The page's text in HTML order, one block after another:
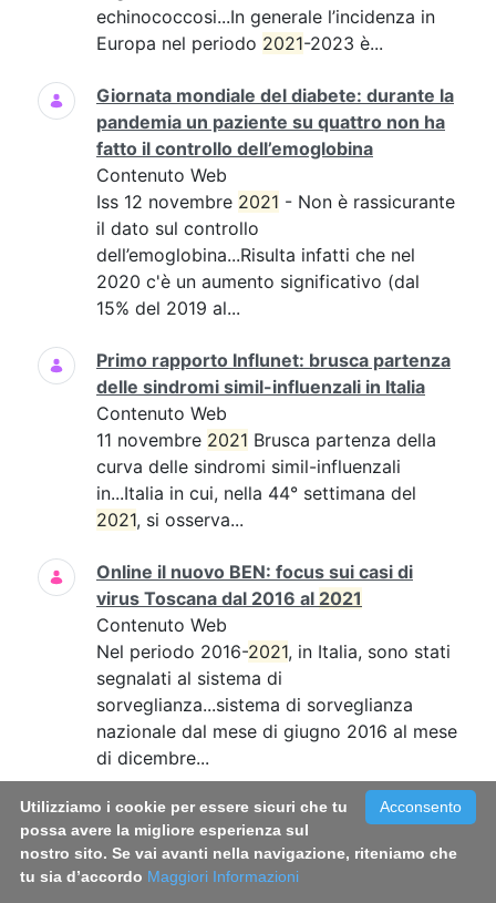
echinococcosi...In generale l’incidenza in
Europa nel periodo 2021-2023 è...
Giornata mondiale del diabete: durante la
pandemia un paziente su quattro non ha
fatto il controllo dell’emoglobina
Contenuto Web
Iss 12 novembre 2021 - Non è rassicurante
il dato sul controllo
dell’emoglobina...Risulta infatti che nel
2020 c'è un aumento significativo (dal
15% del 2019 al...
Primo rapporto Influnet: brusca partenza
delle sindromi simil-influenzali in Italia
Contenuto Web
11 novembre 2021 Brusca partenza della
curva delle sindromi simil-influenzali
in...Italia in cui, nella 44° settimana del
2021, si osserva...
Online il nuovo BEN: focus sui casi di
virus Toscana dal 2016 al 2021
Contenuto Web
Nel periodo 2016-2021, in Italia, sono stati
segnalati al sistema di
sorveglianza...sistema di sorveglianza
nazionale dal mese di giugno 2016 al mese
di dicembre...
Long Covid: le donne sembrano più
colpite. Una sfida per la medicina di
genere
Contenuto Web
Acconsento
Utilizziamo i cookie per essere sicuri che tu
possa avere la migliore esperienza sul
nostro sito. Se vai avanti nella navigazione, riteniamo che
tu sia d’accordo Maggiori Informazioni